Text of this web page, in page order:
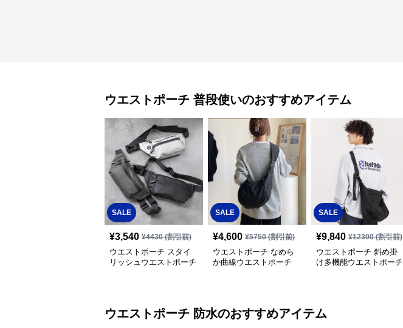
ウエストポーチ 普段使いのおすすめアイテム
SALE
¥3,540 ¥4430(割引前)
ウエストポーチ スタイ
リッシュウエストポーチ
SALE
¥4,600 ¥5750(割引前)
ウエストポーチ なめら
か曲線ウエストポーチ
SALE
¥9,840 ¥12300(割引前)
ウエストポーチ 斜め掛
け多機能ウエストポーチ
ウエストポーチ 防水のおすすめアイテム